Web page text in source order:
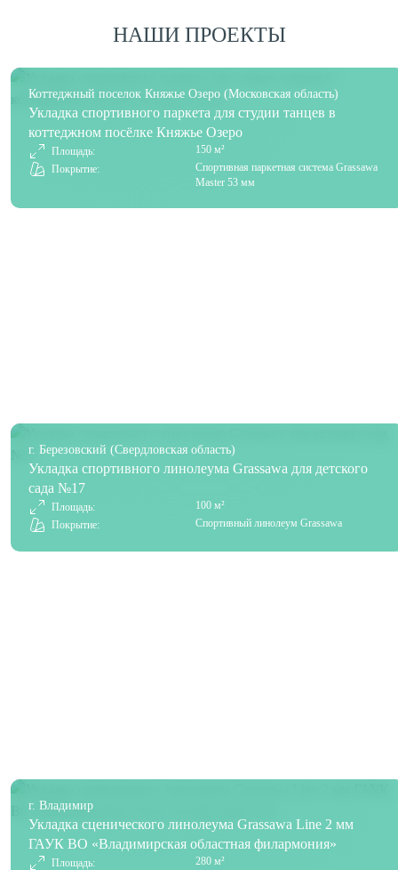
НАШИ ПРОЕКТЫ
Коттеджный поселок Княжье Озеро (Московская область)
Укладка спортивного паркета для студии танцев в
коттеджном посёлке Княжье Озеро
Площадь:
150 м²
Покрытие:
Спортивная паркетная система Grassawa
Master 53 мм
г. Березовский (Свердловская область)
Укладка спортивного линолеума Grassawa для детского
сада №17
Площадь:
100 м²
Покрытие:
Спортивный линолеум Grassawa
г. Владимир
Укладка сценического линолеума Grassawa Line 2 мм
ГАУК ВО «Владимирская областная филармония»
Площадь:
280 м²